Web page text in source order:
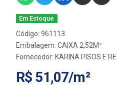
Em Estoque
Código: 961113
Embalagem: CAIXA 2,52M²
Fornecedor: KARINA PISOS E
R$ 51,07/m²